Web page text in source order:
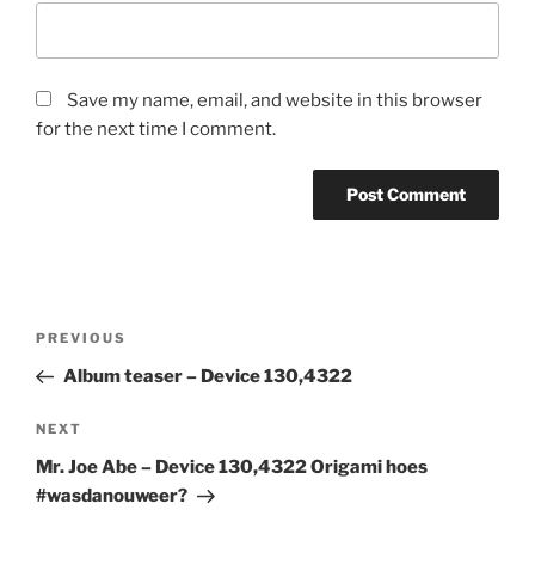
Save my name, email, and website in this browser
for the next time I comment.
Previous
Post
PREVIOUS
Album teaser – Device 130,4322
Next
Post
NEXT
Mr. Joe Abe – Device 130,4322 Origami hoes
#wasdanouweer?